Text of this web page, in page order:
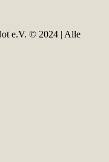
e.V. © 2024 | Alle